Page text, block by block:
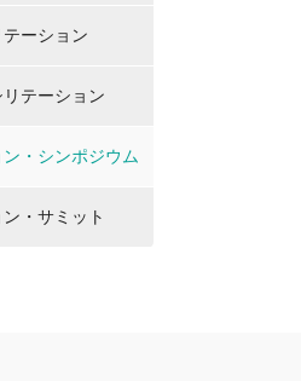
ーション
テーション
・シンポジウム
・サミット